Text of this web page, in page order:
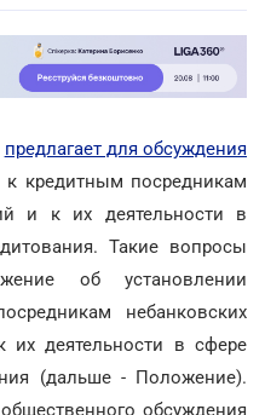
предлагает для обсуждения
кредитным посредникам
и к их деятельности в
Такие вопросы
об установлении
небанковских
деятельности в сфере
(дальше - Положение).
обсуждения